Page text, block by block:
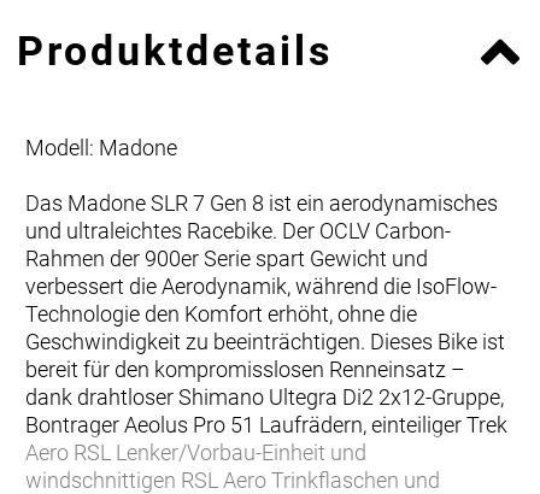
Produktdetails
Modell: Madone
Das Madone SLR 7 Gen 8 ist ein aerodynamisches
und ultraleichtes Racebike. Der OCLV Carbon-
Rahmen der 900er Serie spart Gewicht und
verbessert die Aerodynamik, während die IsoFlow-
Technologie den Komfort erhöht, ohne die
Geschwindigkeit zu beeinträchtigen. Dieses Bike ist
bereit für den kompromisslosen Renneinsatz –
dank drahtloser Shimano Ultegra Di2 2x12-Gruppe,
Bontrager Aeolus Pro 51 Laufrädern, einteiliger Trek
Aero RSL Lenker/Vorbau-Einheit und
windschnittigen RSL Aero Trinkflaschen und